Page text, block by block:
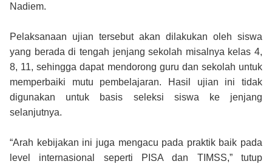
Nadiem.
Pelaksanaan ujian tersebut akan dilakukan oleh siswa
yang berada di tengah jenjang sekolah misalnya kelas 4,
8, 11, sehingga dapat mendorong guru dan sekolah untuk
memperbaiki mutu pembelajaran. Hasil ujian ini tidak
digunakan untuk basis seleksi siswa ke jenjang
selanjutnya.
“Arah kebijakan ini juga mengacu pada praktik baik pada
level internasional seperti PISA dan TIMSS,” tutup